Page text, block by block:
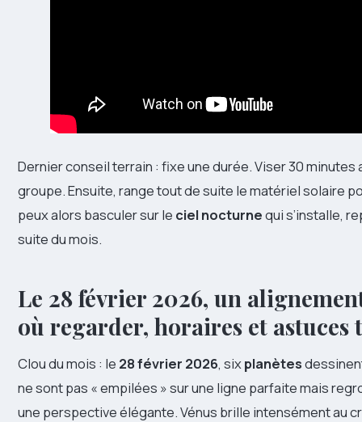
Dernier conseil terrain : fixe une durée. Viser 30 minutes
groupe. Ensuite, range tout de suite le matériel solaire
peux alors basculer sur le ciel nocturnequi s’installe,
suite du mois.
Le 28 février 2026, un
où regarder, horaires et astuces
Clou du mois : le 28 février 2026, sixplanètes
ne sont pas « empilées » sur une ligne parfaite mais
une perspective élégante. Vénus brille intensément au